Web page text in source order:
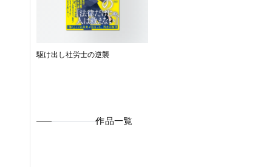
駆け出し社労士の逆襲
作品一覧